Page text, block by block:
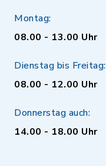
Montag:
08.00 - 13.00 Uhr
Dienstag bis Freitag:
08.00 - 12.00 Uhr
Donnerstag auch:
14.00 - 18.00 Uhr